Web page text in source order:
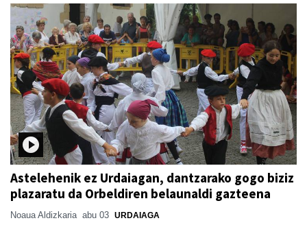
Astelehenik ez Urdaiagan, dantzarako gogo biziz
plazaratu da Orbeldiren belaunaldi gazteena
Noaua Aldizkaria abu 03 URDAIAGA